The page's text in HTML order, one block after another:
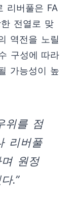
리버풀은 FA
전열로 맞
역전을 노릴
구성에 따라
가능성이 높
위를 점
리버풀
원정
.”